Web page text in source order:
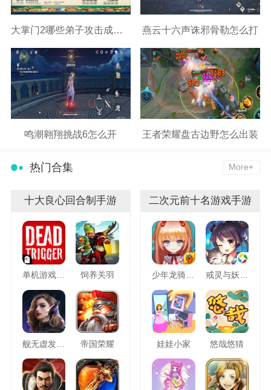
大掌门2哪些弟子攻击成长高 燕云十六声诛邪骨勒怎么打
鸣潮翱翔挑战6怎么开 王者荣耀盘古边野怎么出装
热门合集 More+
十大良心回合制手游
单机游戏死亡扳机 饲养关羽
舰无虚发暗星 帝国荣耀
二次元前十名游戏手游
娃娃小家 悠哉悠猜